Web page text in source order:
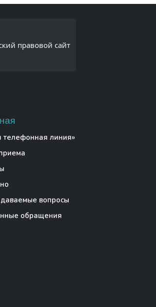
правовой сайт
телефонная линия»
вопросы
обращения